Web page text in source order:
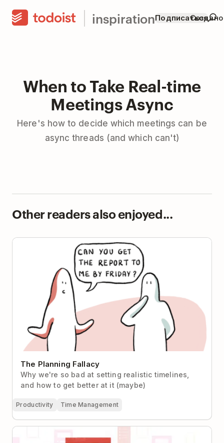
inspirationПодписаться
When to Take Real-time
Meetings Async
Here's how to decide which meetings can be
async threads (and which can't)
Other readers also enjoyed...
The Planning Fallacy
The Planning Fallacy
Why we're so bad at setting realistic timelines,
and how to get better at it (maybe)
Productivity Time Management
Kickstart Your Next Project with Todoist Templates